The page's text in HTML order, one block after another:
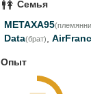
Семья
METAXA95
Data(брат)
Опыт